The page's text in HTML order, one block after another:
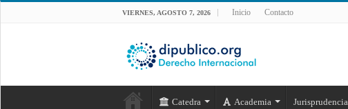
VIERNES, AGOSTO 7, 2026 Inicio Contacto
Catedra Academia Jurisprudencia